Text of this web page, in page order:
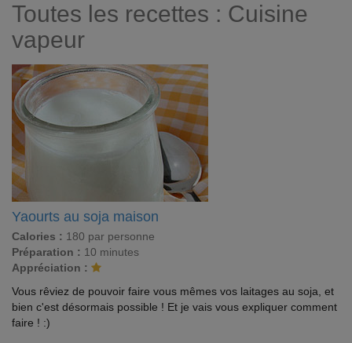
Toutes les recettes : Cuisine
vapeur
Yaourts au soja maison
Calories : 180 par personne
Préparation : 10 minutes
Appréciation :
Vous rêviez de pouvoir faire vous mêmes vos laitages au soja, et
bien c'est désormais possible ! Et je vais vous expliquer comment
faire ! :)